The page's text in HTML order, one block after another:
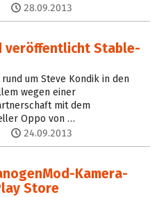
28.09.2013
veröffentlicht Stable-
rund um Steve Kondik in den
wegen einer
mit dem
Oppo von …
24.09.2013
Kamera-
Store